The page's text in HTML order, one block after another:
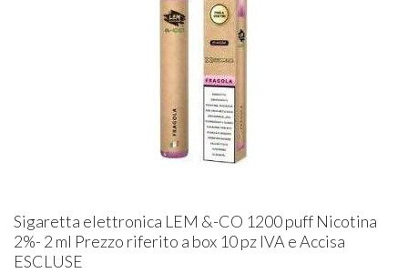
Sigaretta elettronica LEM &-CO 1200 puff Nicotina
2%- 2 ml Prezzo riferito a box 10 pz IVA e Accisa
ESCLUSE